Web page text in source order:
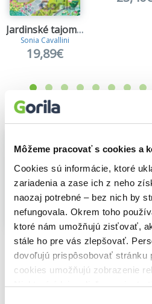
Môžeme pracovať s cookies a
Cookies sú informácie, ktoré
zariadenia a zase ich z neho
naozaj potrebné – bez nich by
nefungovala. Okrem toho
ktoré nám umožňujú zisťovať,
stále ho pre vás zlepšovať.
dovoľujú prispôsobovať stránku
cookies umožňujú zobrazenie
Niektoré údaje zdieľame aj s
Jardinské tajomstvo
Sonia Cavallini
19,89€
Jardinské tajomstvo
Sonia Cavallini
19,89€